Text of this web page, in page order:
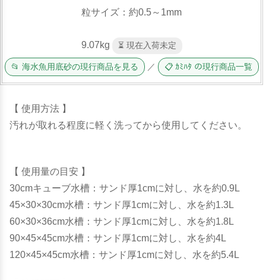
粒サイズ：約0.5～1mm
9.07kg ⏳ 現在入荷未定
📂 海水魚用底砂の現行商品を見る ／ 📋 ｶﾐﾊﾀ の現行商品一覧
【 使用方法 】
汚れが取れる程度に軽く洗ってから使用してください。
【 使用量の目安 】
30cmキューブ水槽：サンド厚1cmに対し、水を約0.9L
45×30×30cm水槽：サンド厚1cmに対し、水を約1.3L
60×30×36cm水槽：サンド厚1cmに対し、水を約1.8L
90×45×45cm水槽：サンド厚1cmに対し、水を約4L
120×45×45cm水槽：サンド厚1cmに対し、水を約5.4L